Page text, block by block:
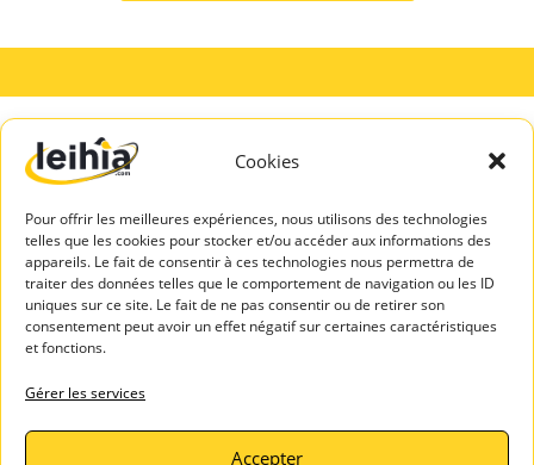
Cookies
Pour offrir les meilleures expériences, nous utilisons des technologies
telles que les cookies pour stocker et/ou accéder aux informations des
appareils. Le fait de consentir à ces technologies nous permettra de
traiter des données telles que le comportement de navigation ou les ID
uniques sur ce site. Le fait de ne pas consentir ou de retirer son
consentement peut avoir un effet négatif sur certaines caractéristiques
et fonctions.
Gérer les services
Accepter
A PROPOS
Mentions légales
Politique de
confidentialité
Blog Leihia
Espace Candidats
Leihia – Bilan de
compétences
Leihia – Coaching
Contactez-